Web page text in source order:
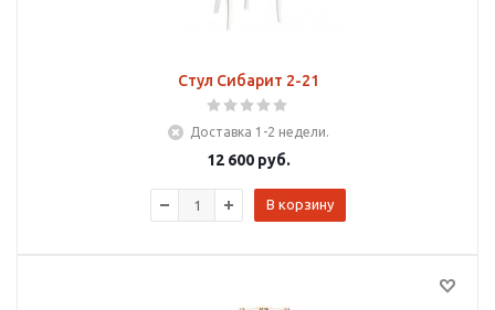
Стул Сибарит 2-21
Доставка 1-2 недели.
12 600руб.
В корзину